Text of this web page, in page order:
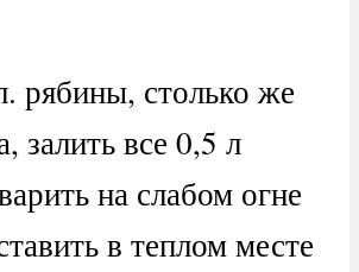
рябины, столько же
залить все 0,5 л
на слабом огне
в теплом месте